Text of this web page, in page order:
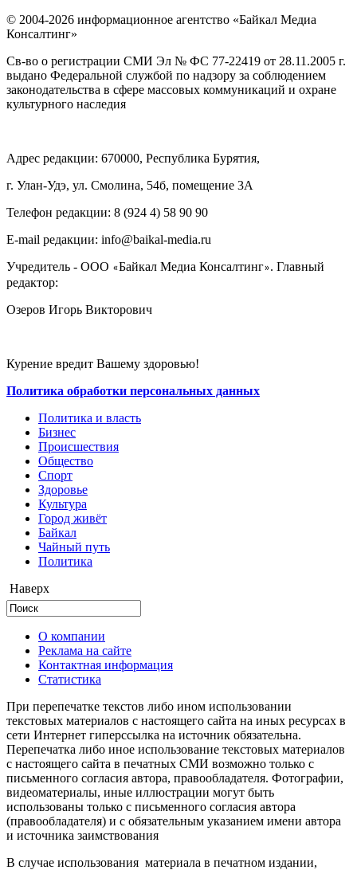
© 2004-2026 информационное агентство «Байкал Медиа
Консалтинг»
Св-во о регистрации СМИ Эл № ФС 77-22419 от 28.11.2005 г.
выдано Федеральной службой по надзору за соблюдением
законодательства в сфере массовых коммуникаций и охране
культурного наследия
Адрес редакции: 670000, Республика Бурятия,
г. Улан-Удэ, ул. Смолина, 54б, помещение 3А
Телефон редакции: ‎‎8 (924 4) 58 90 90
E-mail редакции: info@baikal-media.ru
Учредитель - ООО «Байкал Медиа Консалтинг». Главный
редактор:
Озеров Игорь Викторович
Курение вредит Вашему здоровью!
Политика обработки персональных данных
Политика и власть
Бизнес
Происшествия
Общество
Cпорт
Здоровье
Культура
Город живёт
Байкал
Чайный путь
Политика
Наверх
О компании
Реклама на сайте
Контактная информация
Статистика
При перепечатке текстов либо ином использовании
текстовых материалов с настоящего сайта на иных ресурсах в
сети Интернет гиперссылка на источник обязательна.
Перепечатка либо иное использование текстовых материалов
с настоящего сайта в печатных СМИ возможно только с
письменного согласия автора, правообладателя. Фотографии,
видеоматериалы, иные иллюстрации могут быть
использованы только с письменного согласия автора
(правообладателя) и с обязательным указанием имени автора
и источника заимствования
В случае использования материала в печатном издании,